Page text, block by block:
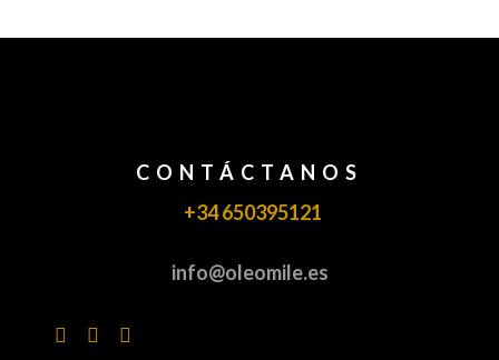
CONTÁCTANOS
+34 650395121
info@oleomile.es